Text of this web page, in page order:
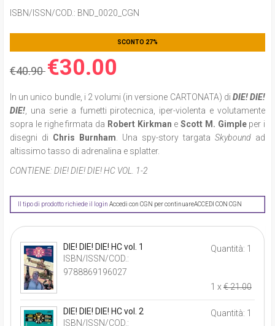
ISBN/ISSN/COD.: BND_0020_CGN
SCONTO 27%
€40.90 €30.00
In un unico bundle, i 2 volumi (in versione CARTONATA) di DIE! DIE!
DIE!
una serie a fumetti pirotecnica, iper-violenta e volutamente
sopra le righe firmata da Robert Kirkman e Scott M. Gimpleper i
disegni di Chris Burnham . Una spy-story targata Skybound ad
altissimo tasso di adrenalina e splatter.
CONTIENE:DIE! DIE! DIE! HC VOL. 1-2
Il tipo di prodotto richiede il login Accedi con CGN per continuareACCEDI CON CGN
DIE! DIE! DIE! HC vol. 1
ISBN/ISSN/COD.:
9788869196027
Quantità: 1
1 x € 21.00
DIE! DIE! DIE! HC vol. 2
ISBN/ISSN/COD.:
Quantità: 1